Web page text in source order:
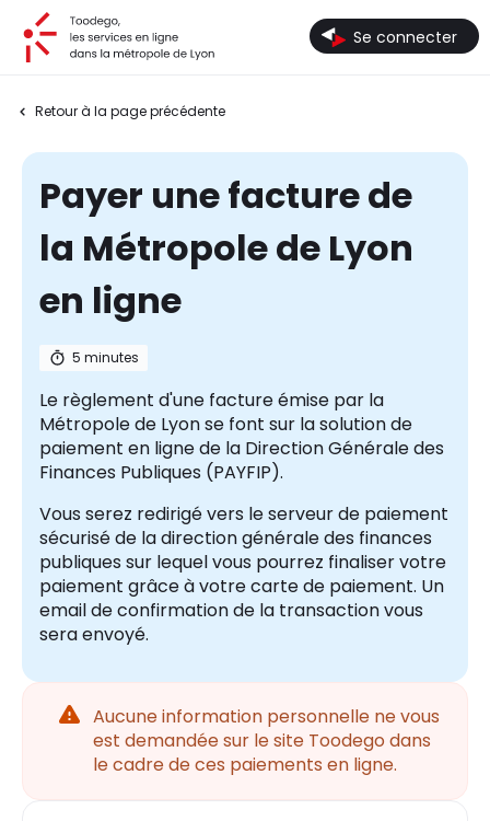
Se connecter
Retour à la page précédente
Payer une facture de
la Métropole de Lyon
en ligne
5 minutes
Le règlement d'une facture émise par la
Métropole de Lyon se font sur la solution de
paiement en ligne de la Direction Générale des
Finances Publiques (PAYFIP).
Vous serez redirigé vers le serveur de paiement
sécurisé de la direction générale des finances
publiques sur lequel vous pourrez finaliser votre
paiement grâce à votre carte de paiement. Un
email de confirmation de la transaction vous
sera envoyé.
Attention
Aucune information personnelle ne vous
est demandée sur le site Toodego dans
le cadre de ces paiements en ligne.